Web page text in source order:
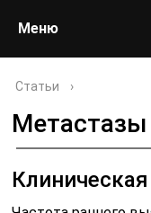
Меню
Статьи ›
Метастазы